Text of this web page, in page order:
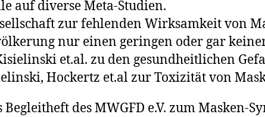
auf diverse Meta-Studien.
zur fehlenden Wirksamkeit von
nur einen geringen oder gar
et.al. zu den gesundheitlichen
Hockertz et.al zur Toxizität von
des MWGFD e.V. zum Masken-